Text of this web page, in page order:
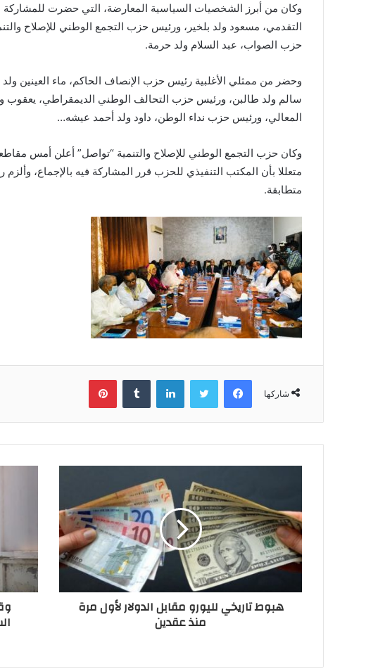
وكان من أبرز الشخصيات السياسية المعارضة، التي حضرت
التقدمي، مسعود ولد بلخير، ورئيس حزب التجمع الوطني للإصلاح
حزب الصواب، عبد السلام ولد حرمة.
وحضر من ممثلي الأغلبية رئيس حزب الإنصاف الحاكم، ماء العينين
سالم ولد طالبن، ورئيس حزب التحالف الوطني الديمقراطي، يعقوب
المعالي، ورئيس حزب نداء الوطن، داود ولد أحمد عيشه…
وكان حزب التجمع الوطني للإصلاح والتنمية “تواصل” أعلن أمس
متعللا بأن المكتب التنفيذي للحزب قرر المشاركة فيه بالإجماع،
متطابقة.
شاركها
فيسبوك تويتر لينكدإن بينتيريست
هبوط تاريخي لليورو مقابل الدولار لأول مرة
منذ عقدين